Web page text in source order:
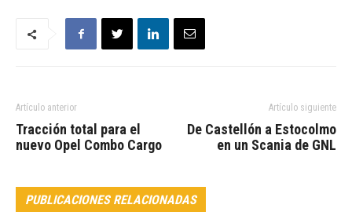
Artículo anterior
Tracción total para el
nuevo Opel Combo Cargo
Artículo siguiente
De Castellón a Estocolmo
en un Scania de GNL
PUBLICACIONES RELACIONADAS